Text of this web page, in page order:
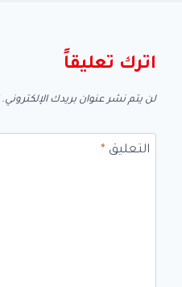
اترك تعليقاً
لن يتم نشر عنوان بريدك الإلكتروني.
التعليق*